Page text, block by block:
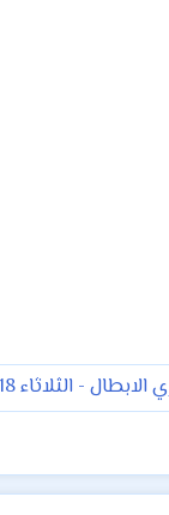
- الثلاثاء 08/09/2018